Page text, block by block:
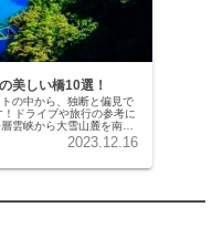
美しい橋10選！
の中から、独断と偏見で
ドライブや旅行の参考に
雲峡から大雪山麓を南下
最も標高の高い場所とし
2023.12.16